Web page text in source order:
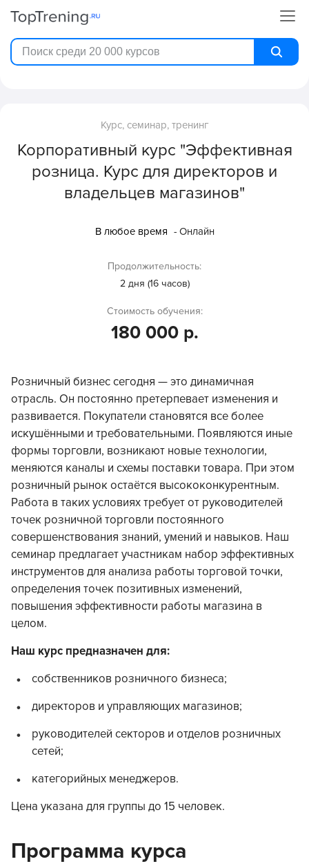
Курс, семинар, тренинг
Корпоративный курс "Эффективная
розница. Курс для директоров и
владельцев магазинов"
В любое время - Онлайн
Продолжительность:
2 дня (16 часов)
Стоимость обучения:
180 000 р.
Розничный бизнес сегодня — это динамичная
отрасль. Он постоянно претерпевает изменения и
развивается. Покупатели становятся все более
искушёнными и требовательными. Появляются иные
формы торговли, возникают новые технологии,
меняются каналы и схемы поставки товара. При этом
розничный рынок остаётся высококонкурентным.
Работа в таких условиях требует от руководителей
точек розничной торговли постоянного
совершенствования знаний, умений и навыков. Наш
семинар предлагает участникам набор эффективных
инструментов для анализа работы торговой точки,
определения точек позитивных изменений,
повышения эффективности работы магазина в
целом.
Наш курс предназначен для:
собственников розничного бизнеса;
директоров и управляющих магазинов;
руководителей секторов и отделов розничных
сетей;
категорийных менеджеров.
Цена указана для группы до 15 человек.
Программа курса